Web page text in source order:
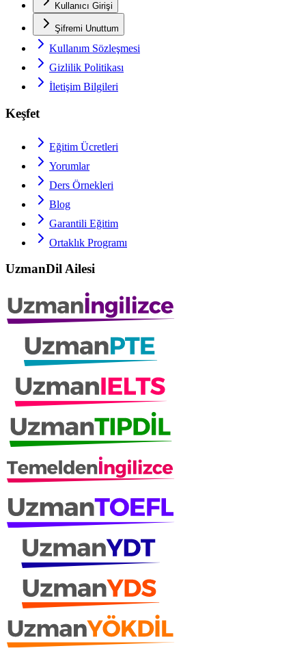
Kullanıcı Girişi
Şifremi Unuttum
Kullanım Sözleşmesi
Gizlilik Politikası
İletişim Bilgileri
Keşfet
Eğitim Ücretleri
Yorumlar
Ders Örnekleri
Blog
Garantili Eğitim
Ortaklık Programı
UzmanDil Ailesi